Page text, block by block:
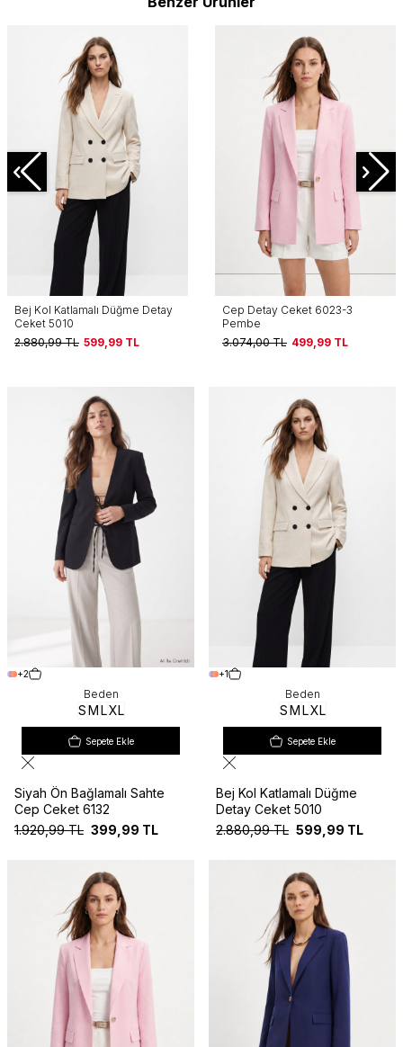
Bej Kol Katlamalı Düğme Detay
Ceket 5010
2.880,99TL 599,99 TL
Cep Detay Ceket 6023-3
Pembe
3.074,00TL 499,99 TL
+2
Beden
SMLXL
Sepete Ekle
Siyah Ön Bağlamalı Sahte
Cep Ceket 6132
1.920,99TL 399,99 TL
+1
Beden
SMLXL
Sepete Ekle
Bej Kol Katlamalı Düğme
Detay Ceket 5010
2.880,99TL 599,99 TL